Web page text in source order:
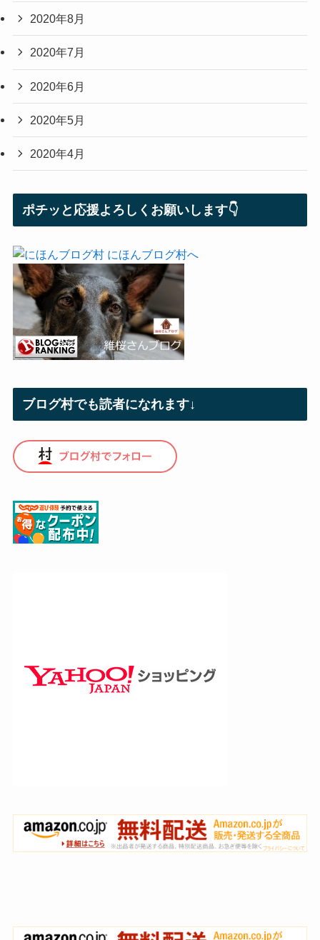
2020年8月
2020年7月
2020年6月
2020年5月
2020年4月
ポチッと応援よろしくお願いします👇
ブログ村でも読者になれます↓